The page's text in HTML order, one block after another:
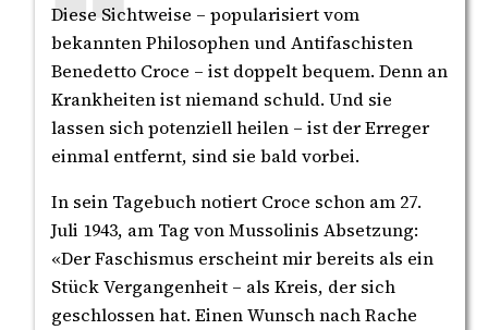
Diese Sichtweise – popularisiert vom
bekannten Philosophen und Antifaschisten
Benedetto Croce – ist doppelt bequem. Denn an
Krankheiten ist niemand schuld. Und sie
lassen sich potenziell heilen – ist der Erreger
einmal entfernt, sind sie bald vorbei.
In sein Tagebuch notiert Croce schon am 27.
Juli 1943, am Tag von Mussolinis Absetzung:
«Der Faschismus erscheint mir bereits als ein
Stück Vergangenheit – als Kreis, der sich
geschlossen hat. Einen Wunsch nach Rache